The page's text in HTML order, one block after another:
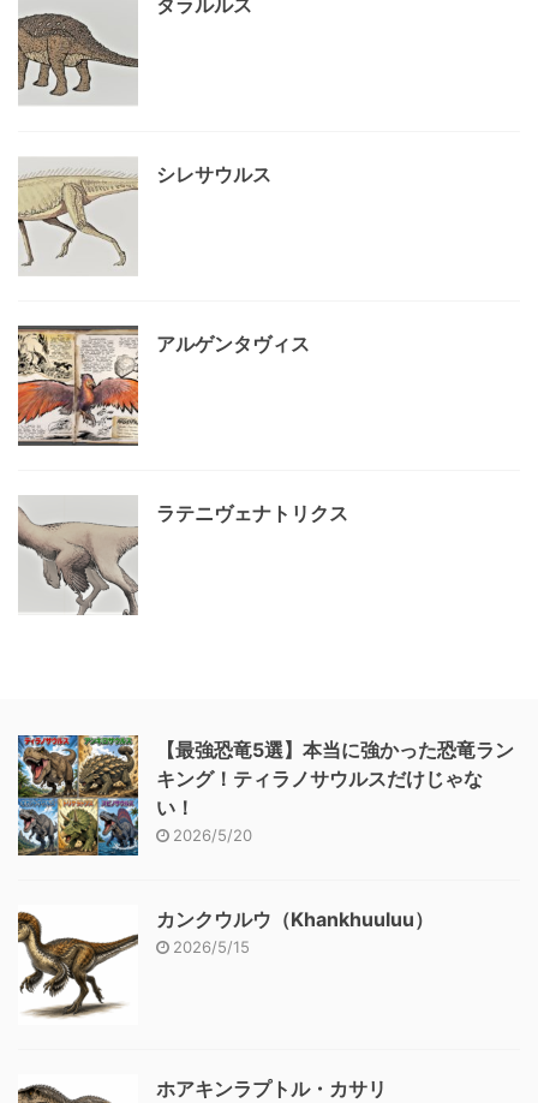
タラルルス
シレサウルス
アルゲンタヴィス
ラテニヴェナトリクス
【最強恐竜5選】本当に強かった恐竜ラン
キング！ティラノサウルスだけじゃな
い！
2026/5/20
カンクウルウ（Khankhuuluu）
2026/5/15
ホアキンラプトル・カサリ